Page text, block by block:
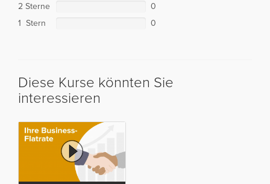
2 Sterne
0
1 Stern
0
Diese Kurse könnten Sie
interessieren